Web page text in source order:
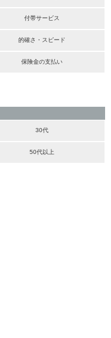
付帯サービス
的確さ・スピード
保険金の支払い
30代
50代以上